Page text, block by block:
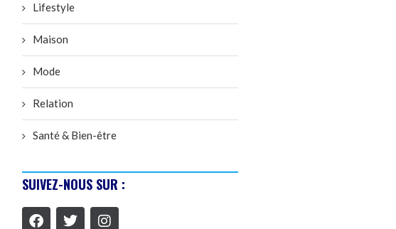
Lifestyle
Maison
Mode
Relation
Santé & Bien-être
SUIVEZ-NOUS SUR :